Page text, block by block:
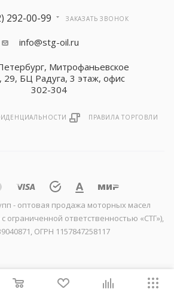
292-00-99 ЗАКАЗАТЬ ЗВОНОК
info@stg-oil.ru
Митрофаньевское
29, БЦ Радуга, 3 этаж, офис
302-304
ПРАВИЛА ТОРГОВЛИ
- оптовая продажа моторных масел
ограниченной ответственностью «СТГ»),
ОГРН 1157847258117